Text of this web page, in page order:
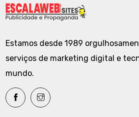
Estamos desde 1989
serviços de marketing digital e
mundo.